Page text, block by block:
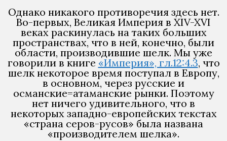
Однако никакого противоречия здесь нет.
Во-первых, Великая Империя в XIV-XVI
веках раскинулась на таких больших
пространствах, что в ней, конечно, были
области, производившие шелк. Мы уже
говорили в книге «Империя», гл.12:4.3, что
шелк некоторое время поступал в Европу,
в основном, через русские и
османские=атаманские рынки. Поэтому
нет ничего удивительного, что в
некоторых западно-европейских текстах
«страна серов-русов» была названа
«производителем шелка».